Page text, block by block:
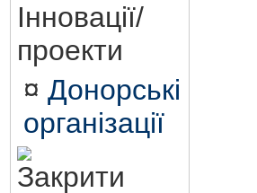
Інновації/
проекти
¤ Донорські
організації